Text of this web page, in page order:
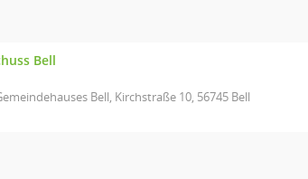
Bell
Bell, Kirchstraße 10, 56745 Bell